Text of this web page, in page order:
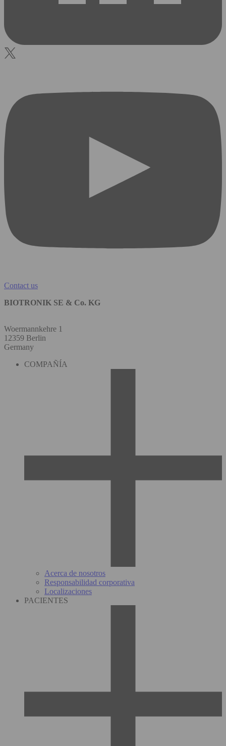
Contact us
BIOTRONIK SE & Co. KG
Woermannkehre 1
12359 Berlin
Germany
COMPAÑÍA
Acerca de nosotros
Responsabilidad corporativa
Localizaciones
PACIENTES